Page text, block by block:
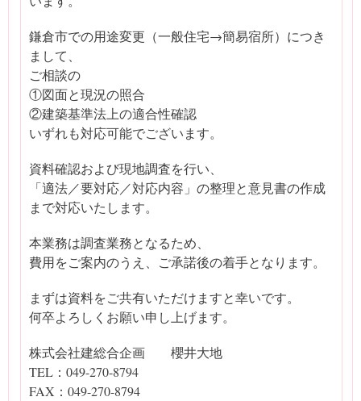
鎌倉市での用途変更（一般住宅→簡易宿所）につき
まして、
ご相談の
①図面と現況の照合
②建築基準法上の適合性確認
いずれも対応可能でございます。
資料確認および現地調査を行い、
「適法／要対応／対応内容」の整理と意見書の作成
まで対応いたします。
本業務は調査業務となるため、
費用をご案内のうえ、ご承諾後の着手となります。
まずは資料をご共有いただけますと幸いです。
何卒よろしくお願い申し上げます。
株式会社建総合企画 櫻井大地
TEL：049-270-8794
FAX：049-270-8794